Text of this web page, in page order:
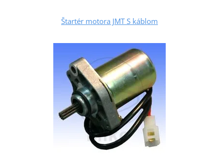
Štartér motora JMT S káblom